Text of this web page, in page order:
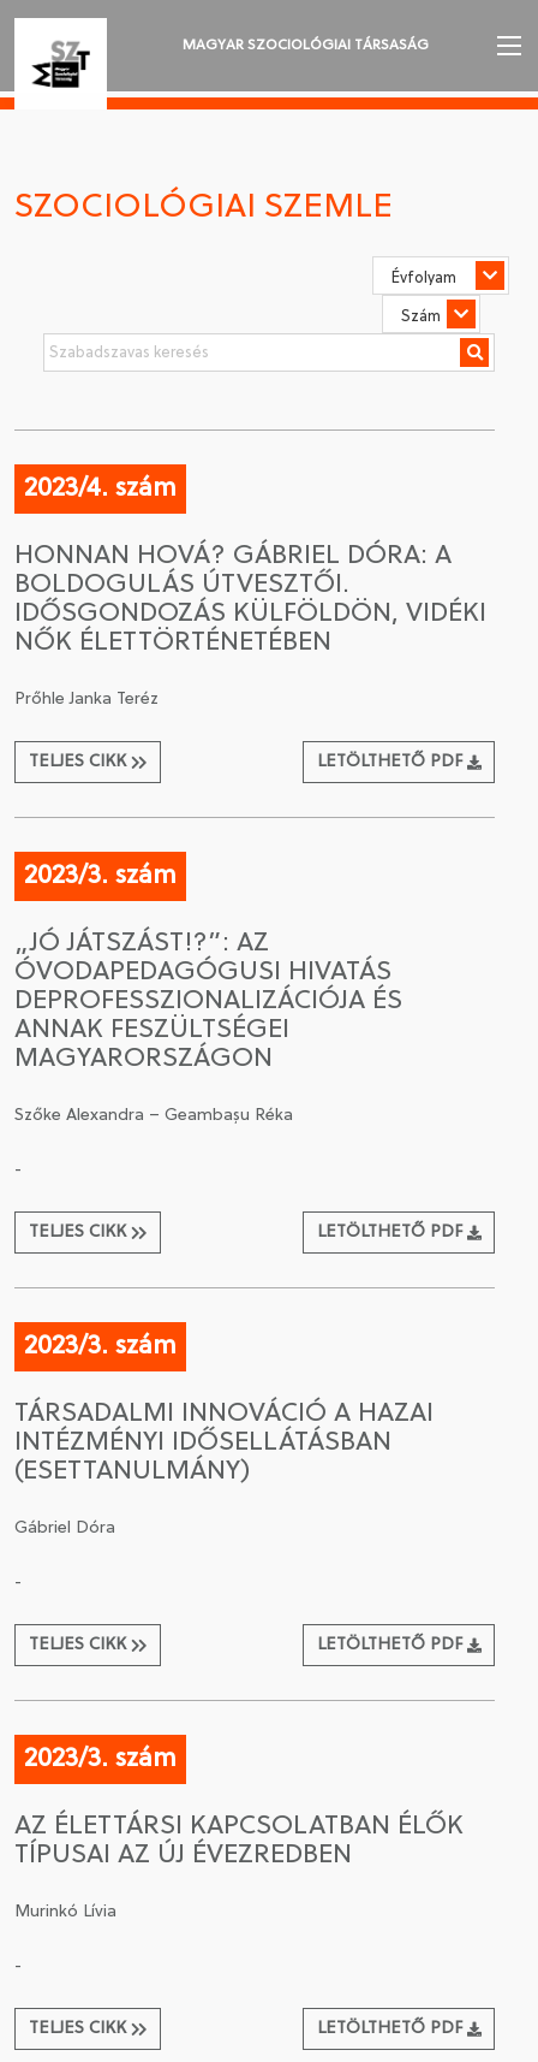
MAGYAR SZOCIOLÓGIAI TÁRSASÁG
SZOCIOLÓGIAI SZEMLE
CSATLAKOZÁS A TÁRSASÁGHOZ / MEGÚJÍTOM A
TAGSÁGOMAT
SZOCIOLÓGIAI SZEMLE
2023/4. szám
HONNAN HOVÁ? GÁBRIEL DÓRA: A
BOLDOGULÁS ÚTVESZTŐI.
IDŐSGONDOZÁS KÜLFÖLDÖN, VIDÉKI
NŐK ÉLETTÖRTÉNETÉBEN
Prőhle Janka Teréz
TELJES CIKK LETÖLTHETŐ PDF
2023/3. szám
„JÓ JÁTSZÁST!?”: AZ
ÓVODAPEDAGÓGUSI HIVATÁS
DEPROFESSZIONALIZÁCIÓJA ÉS
ANNAK FESZÜLTSÉGEI
MAGYARORSZÁGON
Szőke Alexandra – Geambașu Réka
-
TELJES CIKK LETÖLTHETŐ PDF
2023/3. szám
TÁRSADALMI INNOVÁCIÓ A HAZAI
INTÉZMÉNYI IDŐSELLÁTÁSBAN
(ESETTANULMÁNY)
Gábriel Dóra
-
TELJES CIKK LETÖLTHETŐ PDF
2023/3. szám
AZ ÉLETTÁRSI KAPCSOLATBAN ÉLŐK
TÍPUSAI AZ ÚJ ÉVEZREDBEN
Murinkó Lívia
-
TELJES CIKK LETÖLTHETŐ PDF